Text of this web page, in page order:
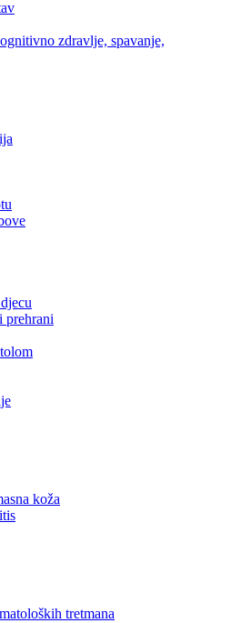
zdravlje, spavanje,
prehrani
koža
tretmana